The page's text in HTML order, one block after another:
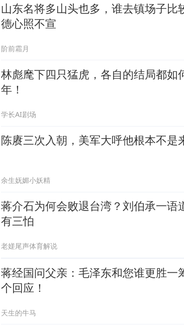
山东名将多山头也多，谁去镇场子比
德心照不宣
阶前霜月
林彪麾下四只猛虎，各自的结局都如
年！
学长AI剧场
陈赓三次入朝，美军大呼他根本不是
余生妩媚小妖精
蒋介石为何会败退台湾？刘伯承一语
有三怕
老嫅尾声体育解说
蒋经国问父亲：毛泽东和您谁更胜一
个回应！
天生的牛马